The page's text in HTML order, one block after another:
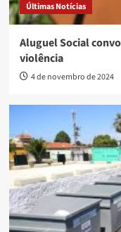
Últimas Notícias
Aluguel Social
violência
4 de novembro de 2024